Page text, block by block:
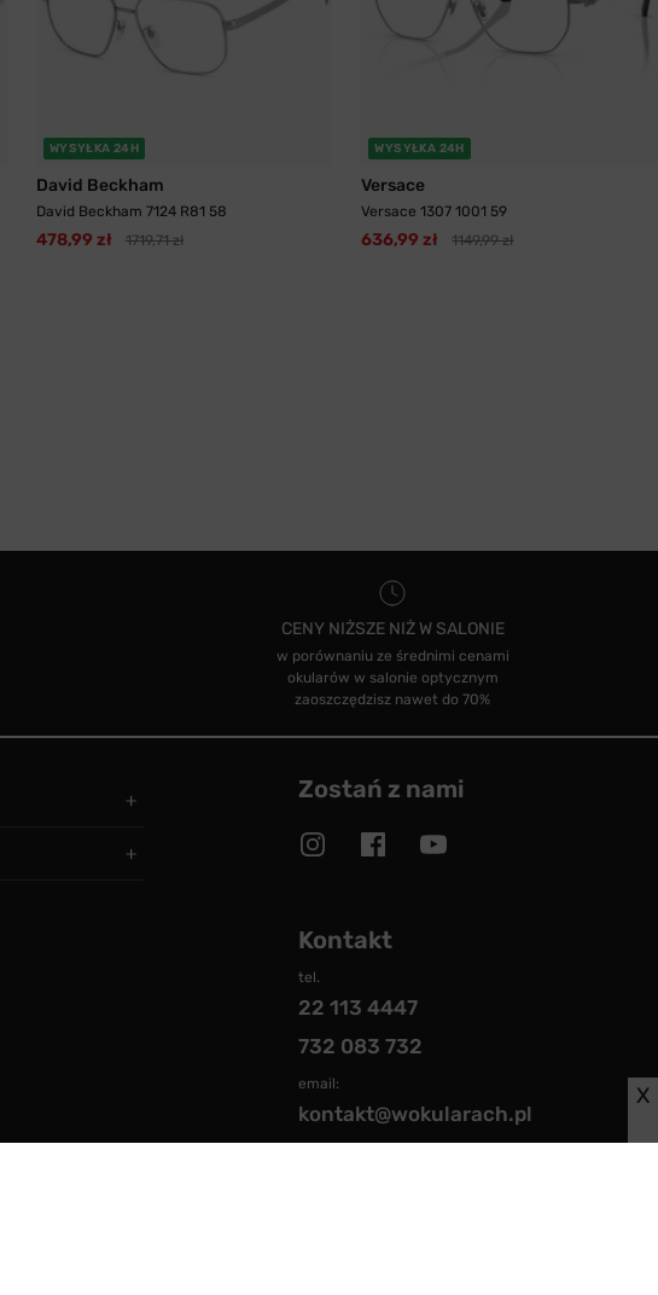
WYSYŁKA 24H
David Beckham
David Beckham 7124 R81 58
478,99 zł 1719,71 zł
WYSYŁKA 24H
Versace
Versace 1307 1001 59
636,99 zł 1149,99 zł
CENY NIŻSZE NIŻ W SALONIE
w porównaniu ze średnimi cenami
okularów w salonie optycznym
zaoszczędzisz nawet do 70%
Zostań z nami
Kontakt
tel.
22 113 4447
732 083 732
email:
kontakt@wokularach.pl
X